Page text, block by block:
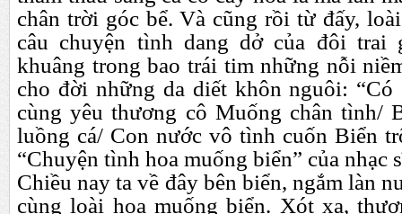
chân trời góc bể. Và cũng rồi từ đấy,
câu chuyện tình dang dở của đôi trai
khuâng trong bao trái tim những nỗi
cho đời những da diết khôn nguôi: “Có
cùng yêu thương cô Muống chân tình/
luồng cá/ Con nước vô tình cuốn Biển
“Chuyện tình hoa muống biển” của nhạc
Chiều nay ta về đây bên biển, ngắm làn n
cùng loài hoa muống biển. Xót xa, thươ